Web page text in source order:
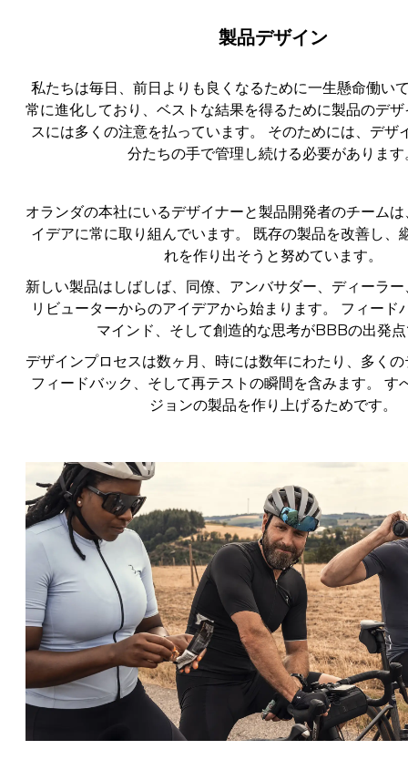
製品デザイン
私たちは毎日、前日よりも良くなるために一生懸命働い
常に進化しており、ベストな結果を得るために製品のデ
スには多くの注意を払っています。 そのためには、デザ
分たちの手で管理し続ける必要があります
オランダの本社にいるデザイナーと製品開発者のチーム
イデアに常に取り組んでいます。 既存の製品を改善し、
れを作り出そうと努めています。
新しい製品はしばしば、同僚、アンバサダー、ディーラ
リビューターからのアイデアから始まります。 フィード
マインド、そして創造的な思考がBBBの出発
デザインプロセスは数ヶ月、時には数年にわたり、多く
フィードバック、そして再テストの瞬間を含みます。 す
ジョンの製品を作り上げるためです。